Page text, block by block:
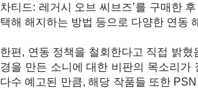
차티드: 레거시 오브 씨브즈’를 구매한
택해 해지하는 방법 등으로 다양한 연동
한편, 연동 정책을 철회한다고 직접 밝
경을 만든 소니에 대한 비판의 목소리
다수 예고된 만큼, 해당 작품들 또한